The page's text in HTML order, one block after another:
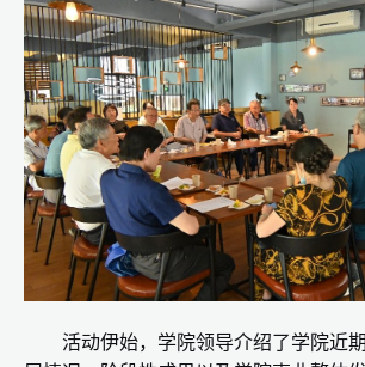
活动伊始，学院领导介绍了学院近